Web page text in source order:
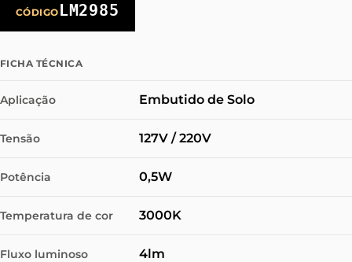
CÓDIGO LM2985
FICHA TÉCNICA
Aplicação Embutido de Solo
Tensão 127V / 220V
Potência 0,5W
Temperatura de cor 3000K
Fluxo luminoso 4lm